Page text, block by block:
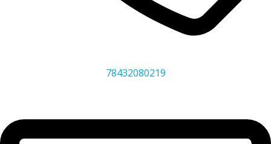
78432080219